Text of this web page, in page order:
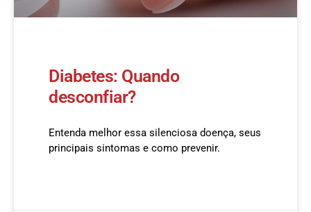
Diabetes: Quando
desconfiar?
Entenda melhor essa silenciosa doença, seus
principais sintomas e como prevenir.